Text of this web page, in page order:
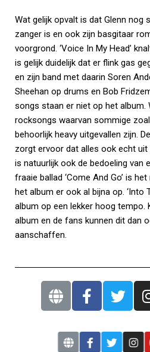
Wat gelijk opvalt is dat Glenn nog
zanger is en ook zijn basgitaar
voorgrond. ‘Voice In My Head’
is gelijk duidelijk dat er flink gas
en zijn band met daarin Soren
Sheehan op drums en Bob
songs staan er niet op het album.
rocksongs waarvan sommige
behoorlijk heavy uitgevallen zijn.
zorgt ervoor dat alles ook echt
is natuurlijk ook de bedoeling van
fraaie ballad ‘Come And Go’ is
het album er ook al bijna op. ‘Into
album op een lekker hoog tempo.
album en de fans kunnen dit dan
aanschaffen.